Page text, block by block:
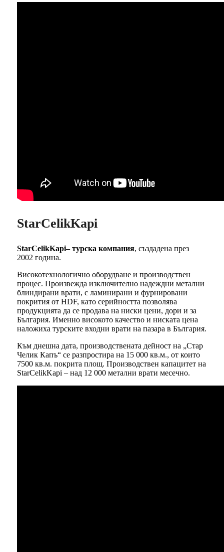
StarCelikKapi
StarCelikKapi– турска компания, създадена през
2002 година.
Високотехнологично оборудване и производствен
процес. Произвежда изключително надеждни метални
блиндирани врати, с ламинирани и фурнировани
покрития от HDF, като серийността позволява
продукцията да се продава на ниски цени, дори и за
България. Именно високото качество и ниската цена
наложиха турските входни врати на пазара в България.
Към днешна дата, производствената дейност на „Стар
Челик Капъ“ се разпростира на 15 000 кв.м., от които
7500 кв.м. покрита площ. Производствен капацитет на
StarCelikKapi – над 12 000 метални врати месечно.